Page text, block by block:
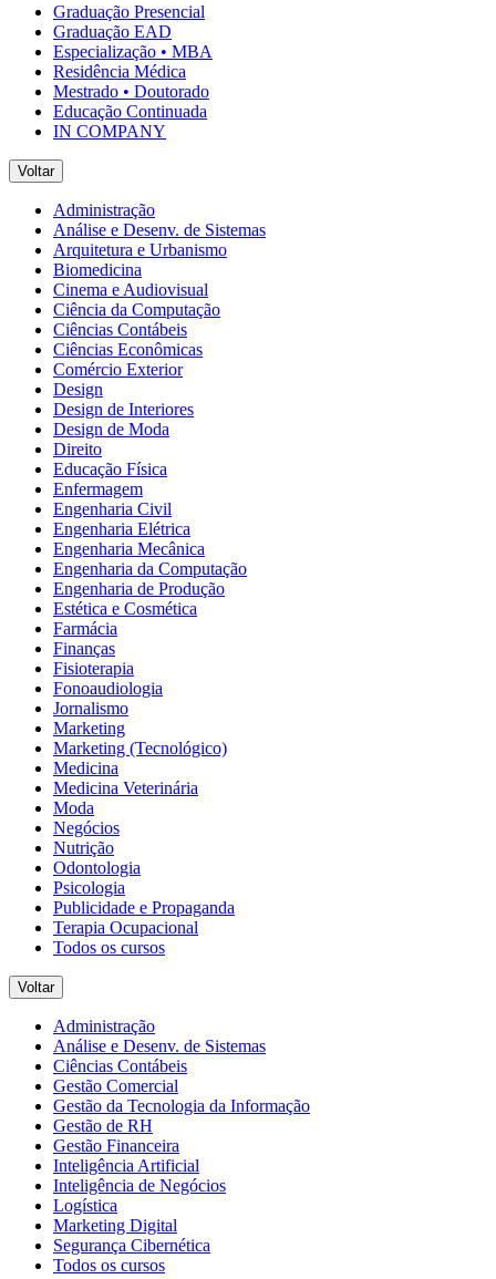
Graduação Presencial
Graduação EAD
Especialização • MBA
Residência Médica
Mestrado • Doutorado
Educação Continuada
IN COMPANY
Voltar
Administração
Análise e Desenv. de Sistemas
Arquitetura e Urbanismo
Biomedicina
Cinema e Audiovisual
Ciência da Computação
Ciências Contábeis
Ciências Econômicas
Comércio Exterior
Design
Design de Interiores
Design de Moda
Direito
Educação Física
Enfermagem
Engenharia Civil
Engenharia Elétrica
Engenharia Mecânica
Engenharia da Computação
Engenharia de Produção
Estética e Cosmética
Farmácia
Finanças
Fisioterapia
Fonoaudiologia
Jornalismo
Marketing
Marketing (Tecnológico)
Medicina
Medicina Veterinária
Moda
Negócios
Nutrição
Odontologia
Psicologia
Publicidade e Propaganda
Terapia Ocupacional
Todos os cursos
Voltar
Administração
Análise e Desenv. de Sistemas
Ciências Contábeis
Gestão Comercial
Gestão da Tecnologia da Informação
Gestão de RH
Gestão Financeira
Inteligência Artificial
Inteligência de Negócios
Logística
Marketing Digital
Segurança Cibernética
Todos os cursos